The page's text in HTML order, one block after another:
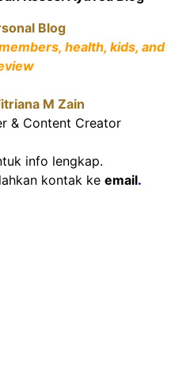
Blog
health, kids, and
M Zain
& Content Creator
info lengkap.
kontak ke email.